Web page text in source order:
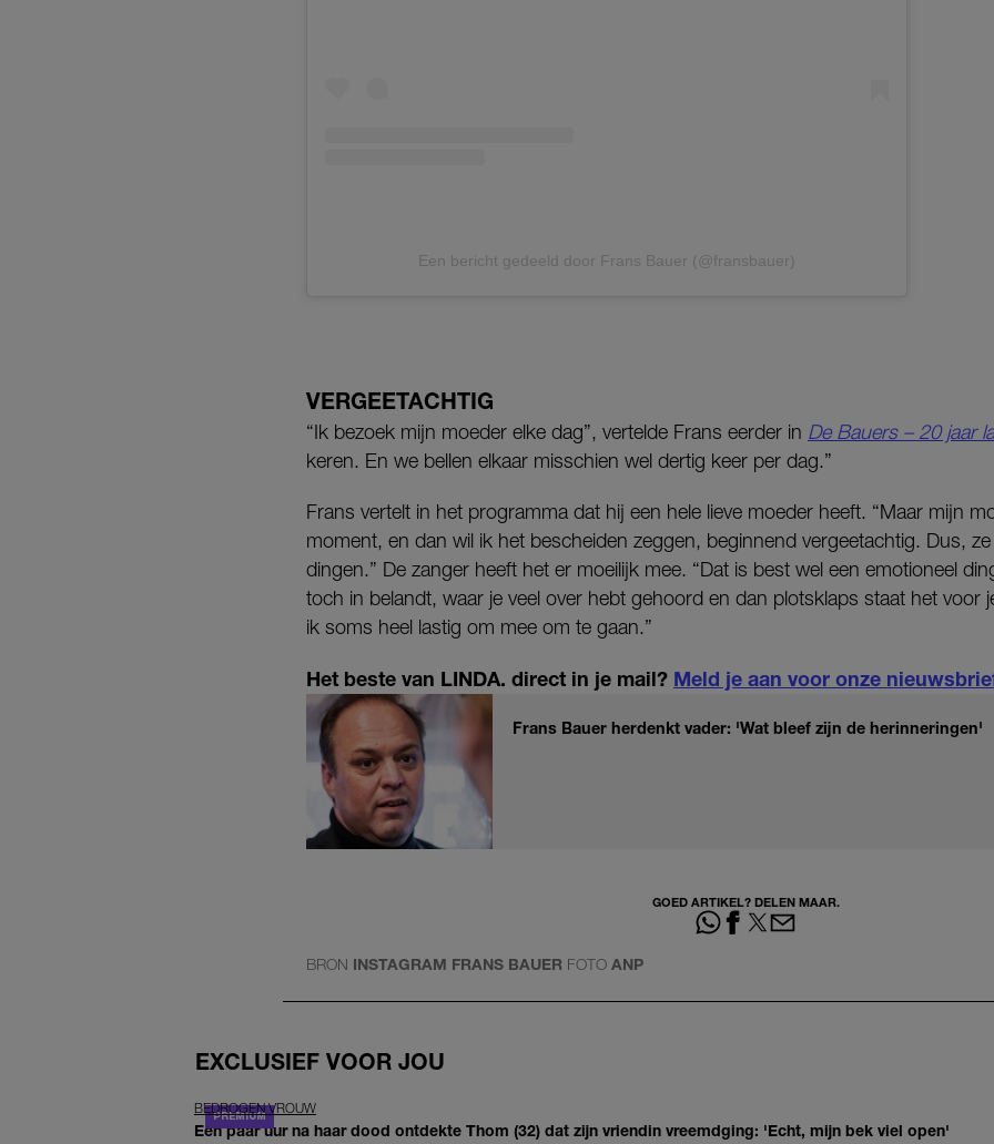
Een bericht gedeeld door Frans Bauer (@fransbauer)
VERGEETACHTIG
“Ik bezoek mijn moeder elke dag”, vertelde Frans eerder in De Bauers – 20 jaar
keren. En we bellen elkaar misschien wel dertig keer per dag.”
Frans vertelt in het programma dat hij een hele lieve moeder heeft. “Maar mijn
moment, en dan wil ik het bescheiden zeggen, beginnend vergeetachtig. Dus,
dingen.” De zanger heeft het er moeilijk mee. “Dat is best wel een emotioneel
toch in belandt, waar je veel over hebt gehoord en dan plotsklaps staat het voor
ik soms heel lastig om mee om te gaan.”
Het beste van LINDA. direct in je mail? Meld je aan voor onze
Frans Bauer herdenkt vader: 'Wat bleef zijn de herinneringen'
GOED ARTIKEL? DELEN MAAR.
BRON INSTAGRAM FRANS BAUER FOTO ANP
EXCLUSIEF VOOR JOU
BEDROGEN VROUW
Een paar uur na haar dood ontdekte Thom (32) dat zijn vriendin vreemdging: 'Echt, mijn bek viel open'